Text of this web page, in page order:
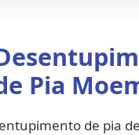
Pia
de pia